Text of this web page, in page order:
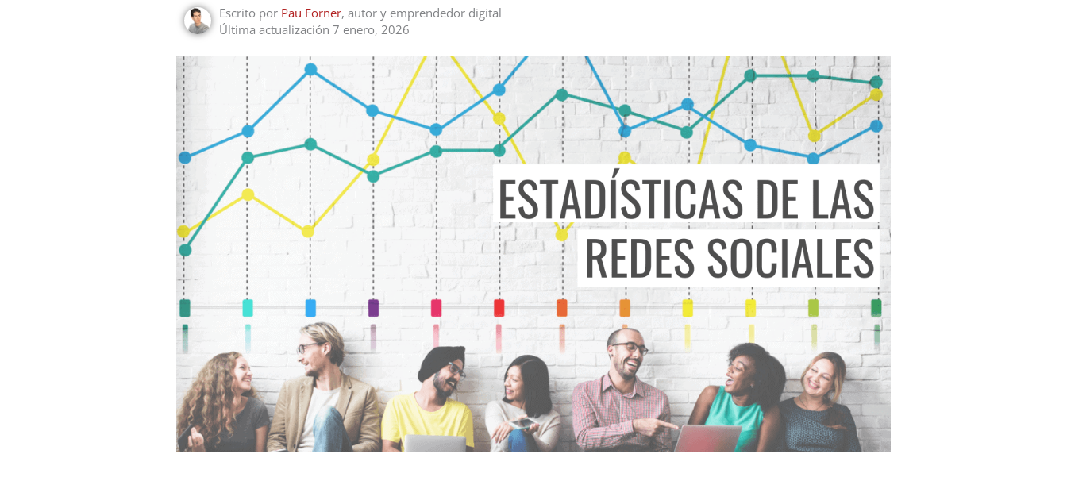
Escrito por Pau Forner, autor y emprendedor digital
Última actualización 7 enero, 2026